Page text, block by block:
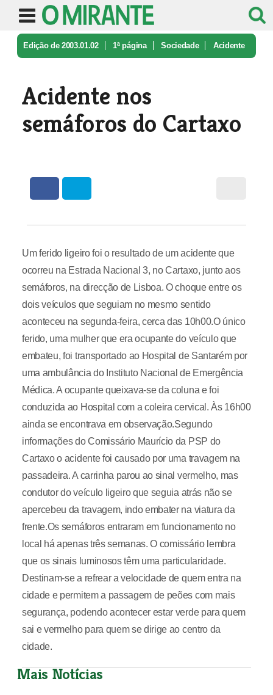
Edição de 2003.01.02 1ª página Sociedade Acidente
Acidente nos
semáforos do Cartaxo
Um ferido ligeiro foi o resultado de um acidente que
ocorreu na Estrada Nacional 3, no Cartaxo, junto aos
semáforos, na direcção de Lisboa. O choque entre os
dois veículos que seguiam no mesmo sentido
aconteceu na segunda-feira, cerca das 10h00.O único
ferido, uma mulher que era ocupante do veículo que
embateu, foi transportado ao Hospital de Santarém por
uma ambulância do Instituto Nacional de Emergência
Médica. A ocupante queixava-se da coluna e foi
conduzida ao Hospital com a coleira cervical. Às 16h00
ainda se encontrava em observação.Segundo
informações do Comissário Maurício da PSP do
Cartaxo o acidente foi causado por uma travagem na
passadeira. A carrinha parou ao sinal vermelho, mas
condutor do veículo ligeiro que seguia atrás não se
apercebeu da travagem, indo embater na viatura da
frente.Os semáforos entraram em funcionamento no
local há apenas três semanas. O comissário lembra
que os sinais luminosos têm uma particularidade.
Destinam-se a refrear a velocidade de quem entra na
cidade e permitem a passagem de peões com mais
segurança, podendo acontecer estar verde para quem
sai e vermelho para quem se dirige ao centro da
cidade.
Mais Notícias